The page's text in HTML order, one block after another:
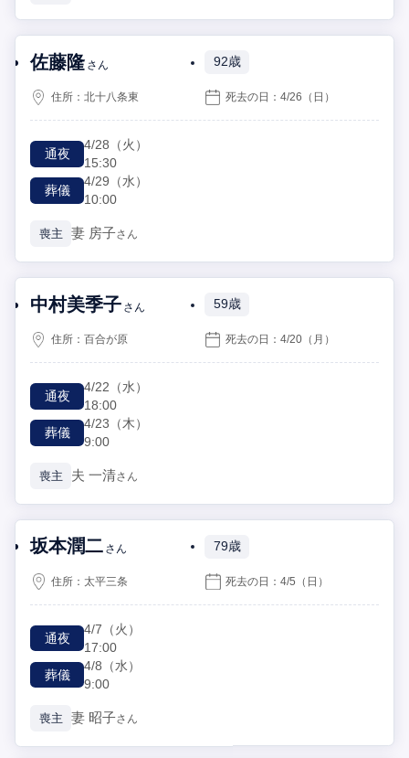
佐藤隆 さん 92歳
住所：北十八条東 死去の日：4/26 （日）
通夜
4/28 （火）
15:30
葬儀
4/29 （水）
10:00
喪主 妻 房子さん
中村美季子 さん 59歳
住所：百合が原 死去の日：4/20 （月）
通夜
4/22 （水）
18:00
葬儀
4/23 （木）
9:00
喪主 夫 一清さん
坂本潤二 さん 79歳
住所：太平三条 死去の日：4/5 （日）
通夜
4/7 （火）
17:00
葬儀
4/8 （水）
9:00
喪主 妻 昭子さん